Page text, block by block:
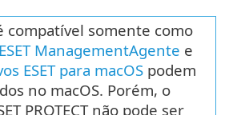
compatível somente como
ESET ManagementAgente e
ESET para macOS podem
no macOS. Porém, o
PROTECT não pode ser